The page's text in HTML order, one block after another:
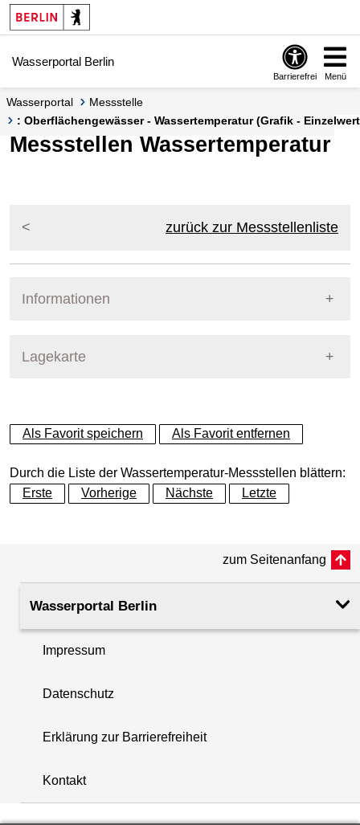
Springe zur Navigation
Springe zum Inhalt
Wasserportal Berlin
Barrierefrei Menü
Wasserportal
Messstelle
: Oberflächengewässer - Wassertemperatur (Grafik -
Messstellen Wassertemperatur
zurück zur Messstellenliste
Informationen
Lagekarte
+
−
+
−
Als Favorit speichern Als Favorit entfernen
Durch die Liste der Wassertemperatur-Messstellen blättern:
Erste
Vorherige Nächste Letzte
zum Seitenanfang
Wasserportal Berlin
Impressum
Datenschutz
Erklärung zur Barrierefreiheit
Kontakt